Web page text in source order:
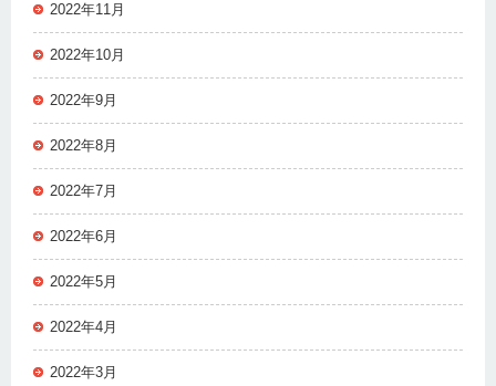
2022年11月
2022年10月
2022年9月
2022年8月
2022年7月
2022年6月
2022年5月
2022年4月
2022年3月